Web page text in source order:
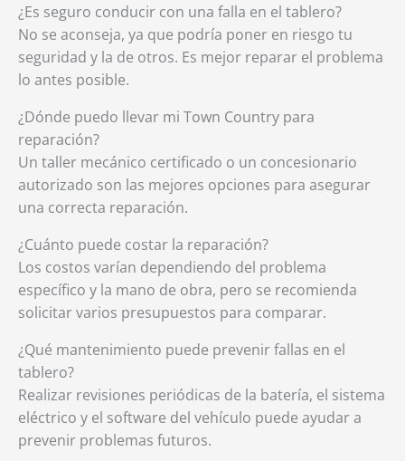
¿Es seguro conducir con una falla en el tablero?
No se aconseja, ya que podría poner en riesgo tu
seguridad y la de otros. Es mejor reparar el problema
lo antes posible.
¿Dónde puedo llevar mi Town Country para
reparación?
Un taller mecánico certificado o un concesionario
autorizado son las mejores opciones para asegurar
una correcta reparación.
¿Cuánto puede costar la reparación?
Los costos varían dependiendo del problema
específico y la mano de obra, pero se recomienda
solicitar varios presupuestos para comparar.
¿Qué mantenimiento puede prevenir fallas en el
tablero?
Realizar revisiones periódicas de la batería, el sistema
eléctrico y el software del vehículo puede ayudar a
prevenir problemas futuros.